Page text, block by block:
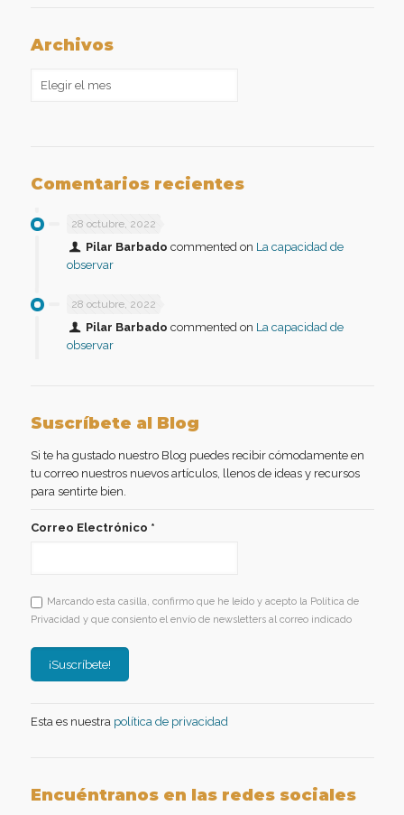
Archivos
Comentarios recientes
28 octubre, 2022
Pilar Barbado commented on La capacidad de
observar
28 octubre, 2022
Pilar Barbado commented on La capacidad de
observar
Suscríbete al Blog
Si te ha gustado nuestro Blog puedes recibir cómodamente en
tu correo nuestros nuevos artículos, llenos de ideas y recursos
para sentirte bien.
Correo Electrónico *
Marcando esta casilla, confirmo que he leído y acepto la Política de
Privacidad y que consiento el envío de newsletters al correo indicado
Esta es nuestra política de privacidad
Encuéntranos en las redes sociales